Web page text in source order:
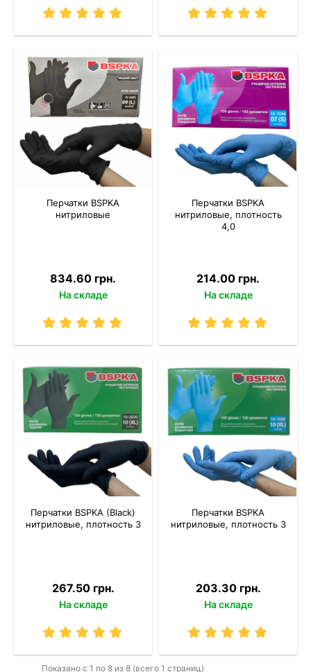
Перчатки BSPKA
нитриловые
834.60 грн.
На складе
Перчатки BSPKA
нитриловые, плотность
4,0
214.00 грн.
На складе
Перчатки BSPKA (Black)
нитриловые, плотность 3
267.50 грн.
На складе
Перчатки BSPKA
нитриловые, плотность 3
203.30 грн.
На складе
Показано с 1 по 8 из 8 (всего 1 страниц)